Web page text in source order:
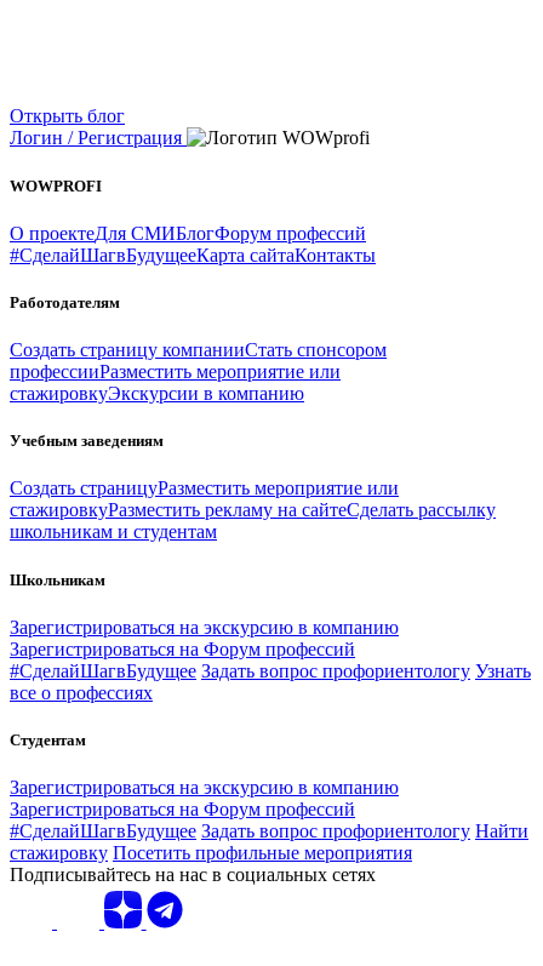
Открыть блог
Логин / Регистрация
WOWPROFI
О проектеДля СМИБлогФорум профессий
#СделайШагвБудущееКарта сайтаКонтакты
Работодателям
Создать страницу компанииСтать спонсором
профессииРазместить мероприятие или
стажировкуЭкскурсии в компанию
Учебным заведениям
Создать страницуРазместить мероприятие или
стажировкуРазместить рекламу на сайтеСделать рассылку
школьникам и студентам
Школьникам
Зарегистрироваться на экскурсию в компанию
Зарегистрироваться на Форум профессий
#СделайШагвБудущее Задать вопрос профориентологу Узнать
все о профессиях
Студентам
Зарегистрироваться на экскурсию в компанию
Зарегистрироваться на Форум профессий
#СделайШагвБудущее Задать вопрос профориентологу Найти
стажировку Посетить профильные мероприятия
Подписывайтесь на нас в социальных сетях